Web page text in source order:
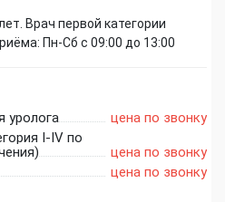
Врач первой категории
Пн-Сб с 09:00 до 13:00
уролога
цена по звонку
I-IV по
цена по звонку
цена по звонку